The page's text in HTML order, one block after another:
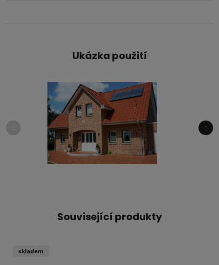
Ukázka použití
Související produkty
skladem